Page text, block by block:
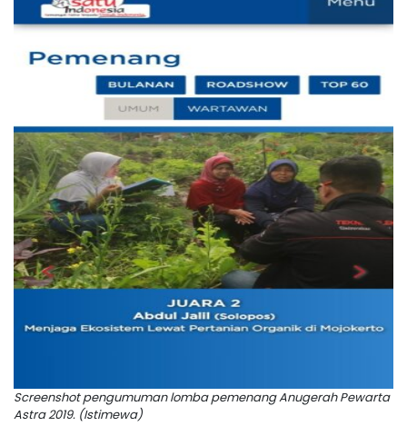
Screenshot pengumuman lomba pemenang Anugerah Pewarta
Astra 2019. (Istimewa)